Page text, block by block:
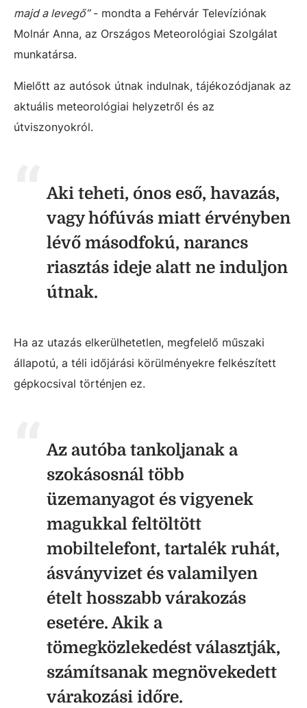
majd a levegő”- mondta a Fehérvár Televíziónak
Molnár Anna, az Országos Meteorológiai Szolgálat
munkatársa.
Mielőtt az autósok útnak indulnak, tájékozódjanak az
aktuális meteorológiai helyzetről és az
útviszonyokról.
Aki teheti, ónos eső, havazás,
vagy hófúvás miatt érvényben
lévő másodfokú, narancs
riasztás ideje alatt ne induljon
útnak.
Ha az utazás elkerülhetetlen, megfelelő műszaki
állapotú, a téli időjárási körülményekre felkészített
gépkocsival történjen ez.
Az autóba tankoljanak a
szokásosnál több
üzemanyagot és vigyenek
magukkal feltöltött
mobiltelefont, tartalék ruhát,
ásványvizet és valamilyen
ételt hosszabb várakozás
esetére. Akik a
tömegközlekedést választják,
számítsanak megnövekedett
várakozási időre.